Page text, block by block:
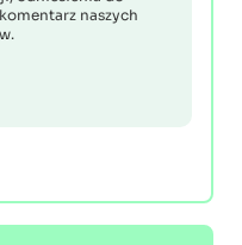
naszych